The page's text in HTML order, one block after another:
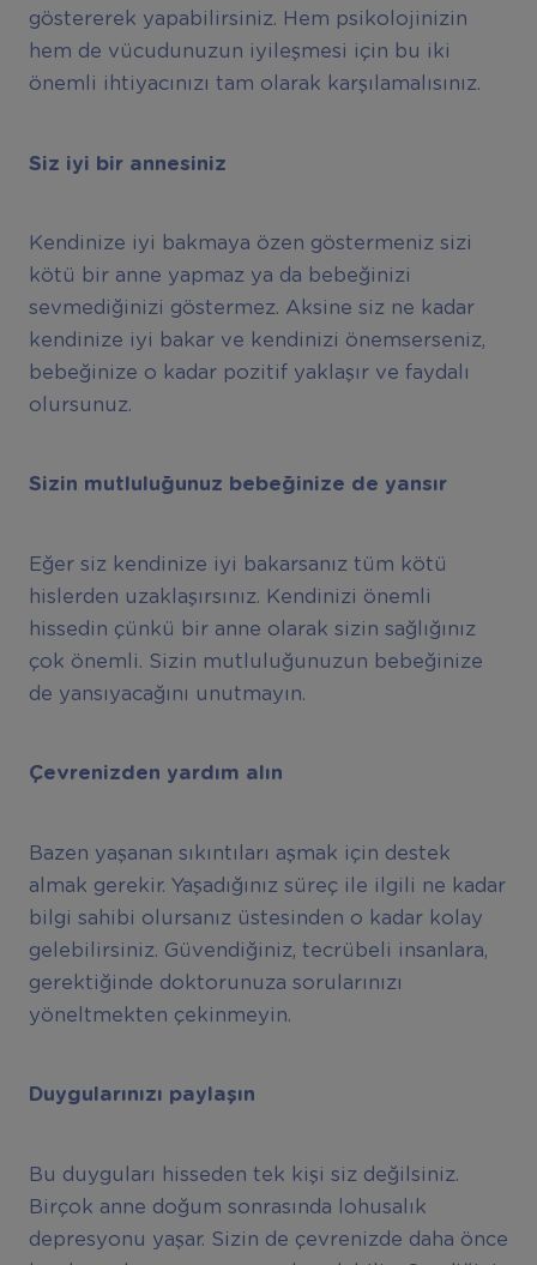
göstererek yapabilirsiniz. Hem psikolojinizin
hem de vücudunuzun iyileşmesi için bu iki
önemli ihtiyacınızı tam olarak karşılamalısınız.
Siz iyi bir annesiniz
Kendinize iyi bakmaya özen göstermeniz sizi
kötü bir anne yapmaz ya da bebeğinizi
sevmediğinizi göstermez. Aksine siz ne kadar
kendinize iyi bakar ve kendinizi önemserseniz,
bebeğinize o kadar pozitif yaklaşır ve faydalı
olursunuz.
Sizin mutluluğunuz bebeğinize de yansır
Eğer siz kendinize iyi bakarsanız tüm kötü
hislerden uzaklaşırsınız. Kendinizi önemli
hissedin çünkü bir anne olarak sizin sağlığınız
çok önemli. Sizin mutluluğunuzun bebeğinize
de yansıyacağını unutmayın.
Çevrenizden yardım alın
Bazen yaşanan sıkıntıları aşmak için destek
almak gerekir. Yaşadığınız süreç ile ilgili ne kadar
bilgi sahibi olursanız üstesinden o kadar kolay
gelebilirsiniz. Güvendiğiniz, tecrübeli insanlara,
gerektiğinde doktorunuza sorularınızı
yöneltmekten çekinmeyin.
Duygularınızı paylaşın
Bu duyguları hisseden tek kişi siz değilsiniz.
Birçok anne doğum sonrasında lohusalık
depresyonu yaşar. Sizin de çevrenizde daha önce